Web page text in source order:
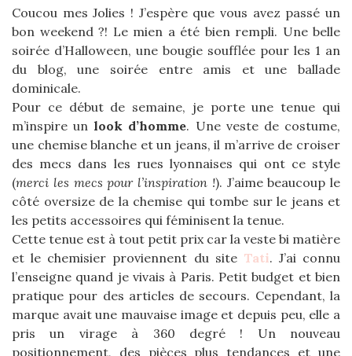
Coucou mes Jolies ! J’espère que vous avez passé un
bon weekend ?! Le mien a été bien rempli. Une belle
soirée d’Halloween, une bougie soufflée pour les 1 an
du blog, une soirée entre amis et une ballade
dominicale.
Pour ce début de semaine, je porte une tenue qui
m’inspire unlook d’homme. Une veste de costume,
une chemise blanche et un jeans, il m’arrive de croiser
des mecs dans les rues lyonnaises qui ont ce style
(merci les mecs pour l’inspiration !). J’aime beaucoup le
côté oversize de la chemise qui tombe sur le jeans et
les petits accessoires qui féminisent la tenue.
Cette tenue est à tout petit prix car la veste bi matière
et le chemisier proviennent du site Tati. J’ai connu
l’enseigne quand je vivais à Paris. Petit budget et bien
pratique pour des articles de secours. Cependant, la
marque avait une mauvaise image et depuis peu, elle a
pris un virage à 360 degré ! Un nouveau
positionnement, des pièces plus tendances et une